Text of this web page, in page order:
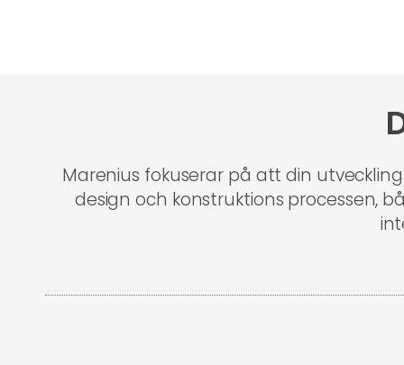
Marenius fokuserar på att din
design och konstruktions processen,